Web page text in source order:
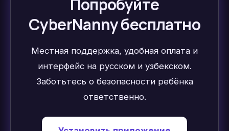
Попробуйте
CyberNanny бесплатно
Местная поддержка, удобная оплата и
интерфейс на русском и узбекском.
Заботьтесь о безопасности ребёнка
ответственно.